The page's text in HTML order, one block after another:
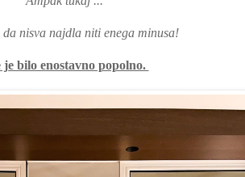
da nisva najdla niti enega minusa!
je bilo enostavno popolno.